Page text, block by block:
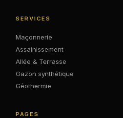
SERVICES
Maçonnerie
Assainissement
Allée & Terrasse
Gazon synthétique
Géothermie
PAGES